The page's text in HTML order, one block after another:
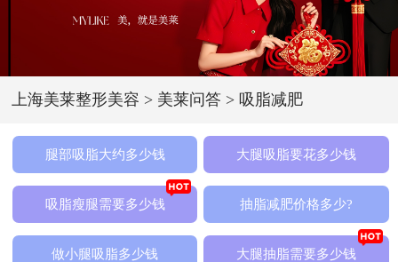
上海美莱整形美容 > 美莱问答 >吸脂减肥
腿部吸脂大约多少钱 大腿吸脂要花多少钱
吸脂瘦腿需要多少钱 抽脂减肥价格多少?
做小腿吸脂多少钱 大腿抽脂需要多少钱